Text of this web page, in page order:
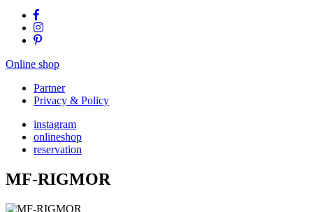
Online shop
Partner
Privacy & Policy
instagram
onlineshop
reservation
MF-RIGMOR